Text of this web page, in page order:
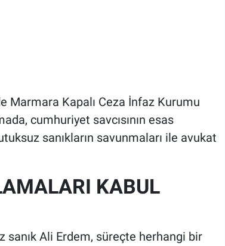
Marmara Kapalı Ceza İnfaz Kurumu
cumhuriyet savcısının esas
sanıkların savunmaları ile avukat
KABUL
sanık Ali Erdem, süreçte herhangi bir